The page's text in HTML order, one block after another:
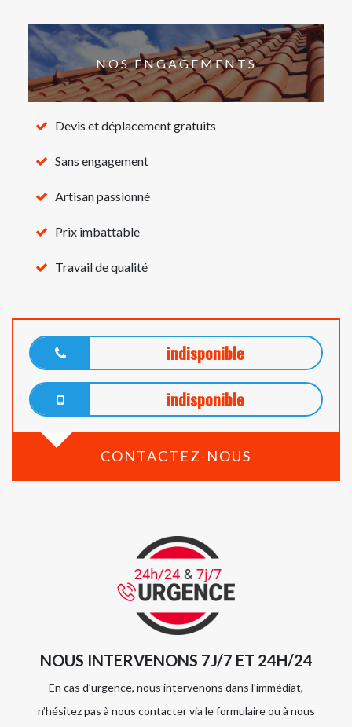
NOS ENGAGEMENTS
Devis et déplacement gratuits
Sans engagement
Artisan passionné
Prix imbattable
Travail de qualité
indisponible
indisponible
CONTACTEZ-NOUS
NOUS INTERVENONS 7J/7 ET 24H/24
En cas d’urgence, nous intervenons dans l’immédiat,
n’hésitez pas à nous contacter via le formulaire ou à nous